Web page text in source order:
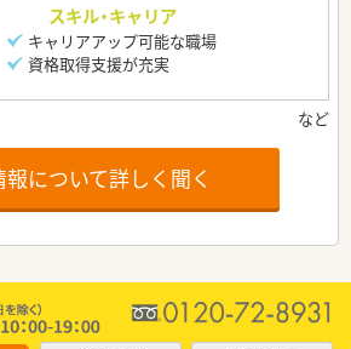
スキル・キャリア
キャリアアップ可能な職場
資格取得支援が充実
について詳しく聞く